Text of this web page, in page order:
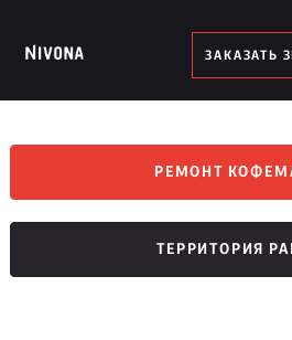
ЗАКАЗАТЬ
РЕМОНТ
ТЕРРИТОРИЯ